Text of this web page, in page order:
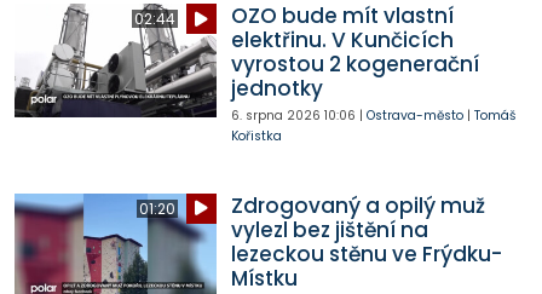
02:44
OZO bude mít vlastní
elektřinu. V Kunčicích
vyrostou 2 kogenerační
jednotky
6. srpna 2026 10:06 | Ostrava-město| Tomáš
Kořistka
01:20
Zdrogovaný a opilý muž
vylezl bez jištění na
lezeckou stěnu ve Frýdku-
Místku